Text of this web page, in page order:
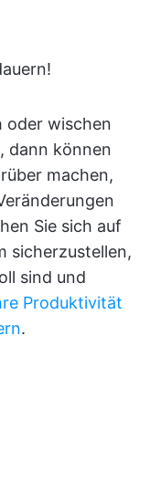
oder wischen
dann können
machen,
Sie sich auf
sicherzustellen,
sind und
Produktivität
.